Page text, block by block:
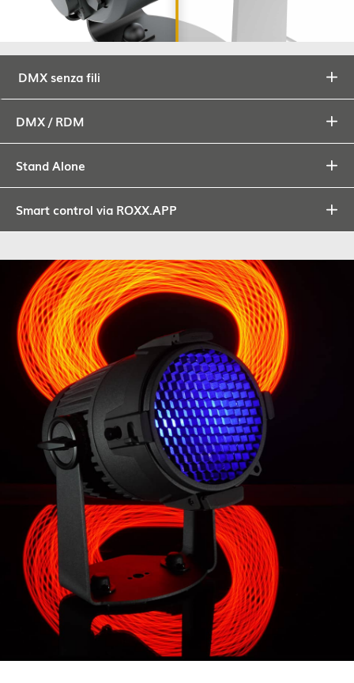
DMX senza fili
DMX / RDM
Stand Alone
Smart control via ROXX.APP